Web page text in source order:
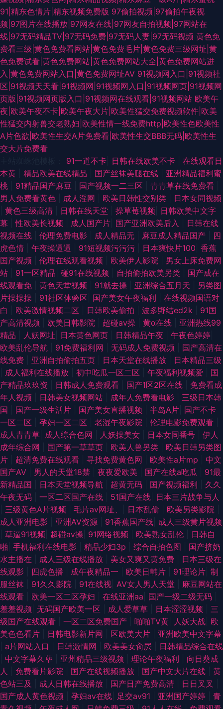
91|精东色情片|精东视频免费版 97偷拍视频|97偷拍午夜视
频|97图片在线播放|97网友在线|97网友自拍视频|97网站在
线|97无码精品TV|97无码免费|97无码人妻|97无码视频 黄色免
费看三级|黄色免费看网站|黄色免费毛片|黄色免费三级网址|黄
色免费试看|黄色免费网站|黄色免费网站大全|黄色免费网站进
入|黄色免费网站入口|黄色免费网址AV 91视频网入口|91视频社
区|91视频天天看|91视频网|91视频网入口|91视频网页|91视频网
页版|91视频网页版入口|91视频网在线观看|91视频网站 欧美午
夜|欧美午夜不卡|欧美午夜大片|欧美性猛交免费视频软件|欧美
性猛交内射兽交老熟妇|欧美性情一线免费http|欧美性色欧美性
A片色欲|欧美性生交A片免费看|欧美性生交BBB无码|欧美性生
交大片免费看
91一道不卡 日韩在线欧美不卡
在线观看日
本黄
精品欧美在线精品 国产丝袜美腿在线
亚洲精品福利蜜
桃
91精品国产麻豆 国产视频一二三区 青青草在线免费看
男人免费看黄色
成人淫网 欧美日韩性交别类
日本女同视频
黄色三级高清 日韩在线天堂 操草莓视频
日韩欧美中文字
幕
|性欧美长视频 成人国产片 国产亚洲欧美后入
日韩在线
视频在线
伦理免费电影 成人精品无 麻豆成人精品国产
四
虎色情
午夜操逼逼 91短视频污污污 日本爽快片100 香蕉
国产视频
伦理在线观看视频 欧美伊人影院
男女上床免费网
站
91一区精品 碰91在线视频 自拍偷拍欧美另类
国产成在
线观看免
黄色天堂视频 91就去操 亚洲综合五月天
另类图
片操操操
91社区体验区 国产美女午夜福利
在线视频国语对
白
欧美激情视频二区 日韩欧美偷拍 波多野结ed2k
91国
产高清视频
欧美日韩影院 超碰av操 黄α在线
亚洲热线99
精品
人妖网址 日本黄色网页 日韩精品午夜 午夜色婷婷
欧美乱伦导航
91免费福利网 无码成人免费视频
国产高清在
线免费
亚洲自拍偷拍五页 日本天堂在线播放
日本精品三级
成人福利在线播放 初中吃瓜一区二区 午夜福利视频爱
国
产精品玖玖资
日韩成人免费观看 国产1区2区在线
免费看成
年人视频
日韩美女视频网站 成年人免费看电影
三级日本韩
国
国产一级生活片 国产美女直播视频 半岛A片 国产不卡
一区二区
孕妇一区二区 老湿午夜影院 伦理电影免费观看
成人青青草 成人综合色网 人妖操美女 日本女同番号
伊人
成年综合网
国产第一草草页 欧美人兽另类
欧美日韩另类图
片
超清免费在线观看 寻找免费黄色网 欧美性a片mp
中文
国产AV
男人的天堂18禁 夜夜爱欧美 国产在线a吃瓜
91最
新精品国
日本天堂视频导航 超黄无码 国产视频福利
久久
午夜无码
一区二区国产在线 51国产在线 日本三片战争与人
三级黄色A片视频 毛片av网址、 日本乱偷 欧美另类影院
成人亚洲电影
亚洲AV资源 91香蕉国产线 成人三级黄片视频
草逼91视频 超碰av操 91网络视频 欧美熟女乱伦
日韩自
啪 手机福利在线电影 精品少妇3p 综合自拍色图
国产挤奶
水主播在
成人三级在线播放 美女又爽又黄免费
日本三级在
线观影
四虎色播 成午夜精品一 欧美日韩片 91理论片 制
服丝袜
91久久影院 91在线视 AV女人男人天堂
麻豆网站在
线观看
欧美一区二区孕妇 在线亚洲aa 国产一级二级无码
羞羞视频 无码国产欧美一区 成人爱草草 日本涩涩视频
三
级国产在线观看
一区二区免费国产 啪啪TV黄 人妖大战 欧
美色色看片
日韩电影新片网 区欧美大片
亚洲欧美中文字幕
a片网站入口 日韩激情网 欧美美女肏屄
日韩精品综合在线
中文字幕久荜 亚州精品三级视频 理论午夜福利
向日葵成
人
免费看片影院 国产在线视频播放 国产中文大片在线
黄
色站三及
成人日韩在线播放 国产日产免费高清 日日叉叉
国产成人黄色视频
孕妇av在线 足交av91 亚洲国产婷婷
青